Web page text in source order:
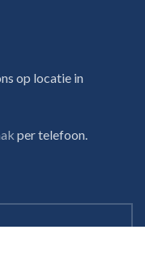
op locatie in
per telefoon.